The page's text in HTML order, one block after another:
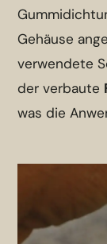
Gehäuse
verwendete
der verbaute
was die